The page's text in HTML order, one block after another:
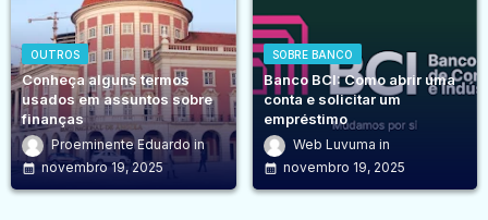
OUTROS
Conheça alguns termos
usados em assuntos sobre
finanças
Proeminente Eduardo
novembro 19, 2025
SOBRE BANCO
Banco BCI: Como abrir uma
conta e solicitar um
empréstimo
Web Luvuma
novembro 19, 2025